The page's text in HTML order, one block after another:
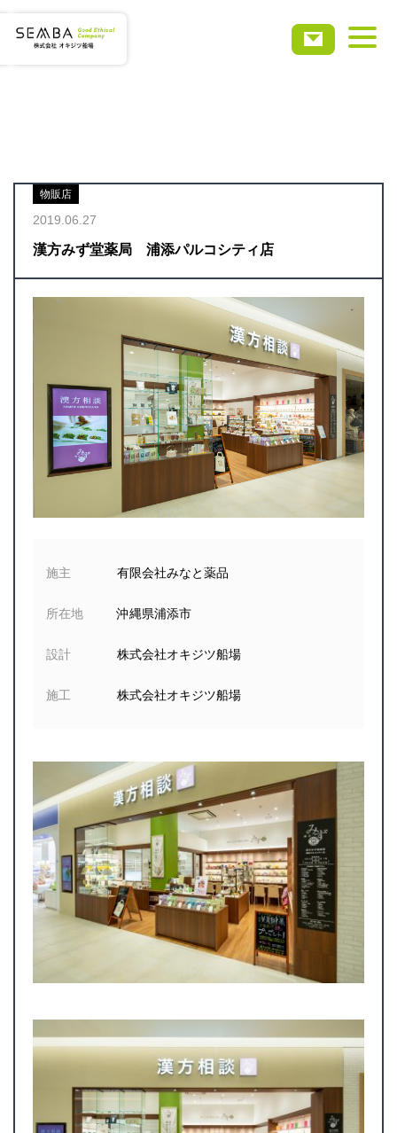
事業・サービス
実績事例
お知らせ
物販店
2019.06.27
漢方みず堂薬局 浦添パルコシティ店
施主 有限会社みなと薬品
所在地 沖縄県浦添市
設計 株式会社オキジツ船場
施工 株式会社オキジツ船場